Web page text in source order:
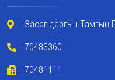
Засаг даргын Тамгын
70483360
70481111